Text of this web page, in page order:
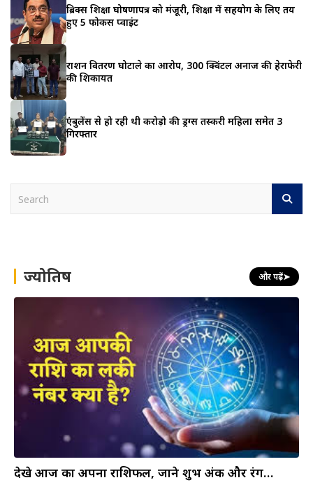
ब्रिक्स शिक्षा घोषणापत्र को मंजूरी, शिक्षा में सहयोग के लिए तय
हुए 5 फोकस प्वाइंट
राशन वितरण घोटाले का आरोप, 300 क्विंटल अनाज की हेराफेरी
की शिकायत
एंबुलेंस से हो रही थी करोड़ो की ड्रग्स तस्करी महिला समेत 3
गिरफ्तार
h ज्योतिष और पढ़ें➤
देखे आज का अपना राशिफल, जाने शुभ अंक और रंग…